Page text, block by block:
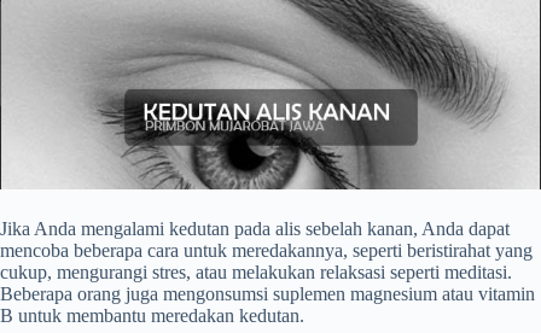
Jika Anda mengalami kedutan pada alis sebelah kanan, Anda dapat
mencoba beberapa cara untuk meredakannya, seperti beristirahat yang
cukup, mengurangi stres, atau melakukan relaksasi seperti meditasi.
Beberapa orang juga mengonsumsi suplemen magnesium atau vitamin
B untuk membantu meredakan kedutan.